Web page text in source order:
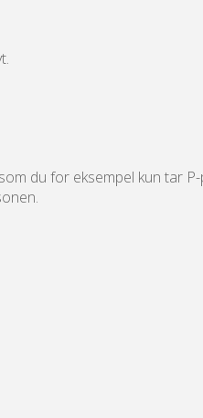
du for eksempel kun tar